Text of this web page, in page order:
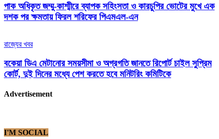
পাক অধিকৃত জম্মু-কাশ্মীরে ব্যাপক সহিংসতা ও কারচুপির ভোটের মুখে এক
দশক পর ক্ষমতায় ফিরল শরিফের পিএমএল-এন
রাজ্যের খবর
বকেয়া ডিএ মেটানোর সময়সীমা ও অগ্রগতি জানতে রিপোর্ট চাইল সুপ্রিম
কোর্ট, দুই দিনের মধ্যে পেশ করতে হবে মনিটরিং কমিটিকে
Advertisement
I'M SOCIAL